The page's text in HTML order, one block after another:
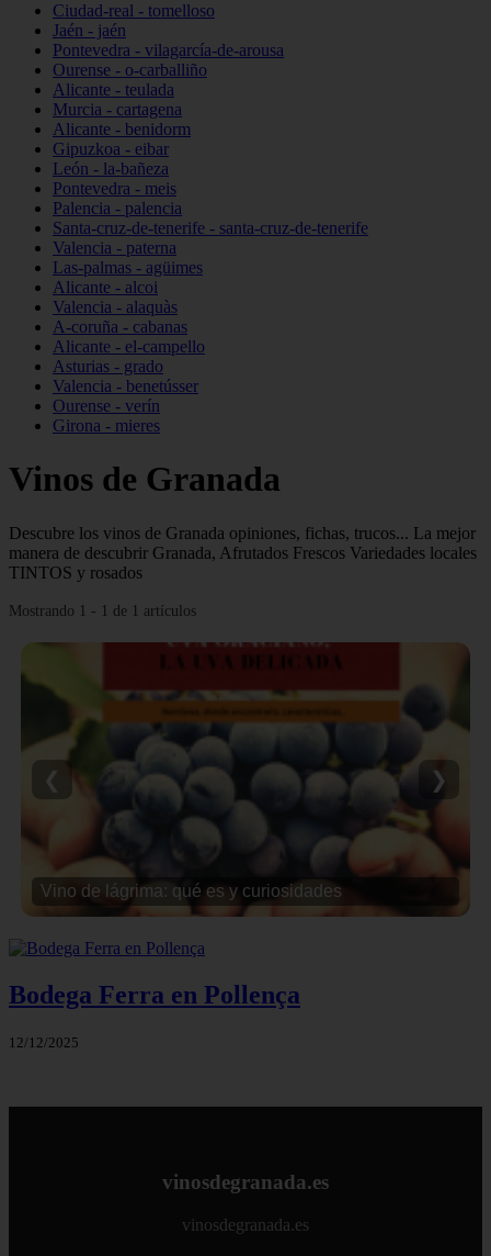
Ciudad-real - tomelloso
Jaén - jaén
Pontevedra - vilagarcía-de-arousa
Ourense - o-carballiño
Alicante - teulada
Murcia - cartagena
Alicante - benidorm
Gipuzkoa - eibar
León - la-bañeza
Pontevedra - meis
Palencia - palencia
Santa-cruz-de-tenerife - santa-cruz-de-tenerife
Valencia - paterna
Las-palmas - agüimes
Alicante - alcoi
Valencia - alaquàs
A-coruña - cabanas
Alicante - el-campello
Asturias - grado
Valencia - benetússer
Ourense - verín
Girona - mieres
Vinos de Granada
Descubre los vinos de Granada opiniones, fichas, trucos... La mejor
manera de descubrir Granada, Afrutados Frescos Variedades locales
TINTOS y rosados
Mostrando 1 - 1 de 1 artículos
Vino de lágrima: qué es y curiosidades
❮ ❯
Bodega Ferra en Pollença
12/12/2025
vinosdegranada.es
vinosdegranada.es